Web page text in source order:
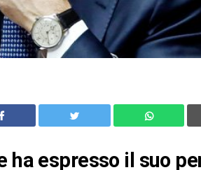
ha espresso il suo